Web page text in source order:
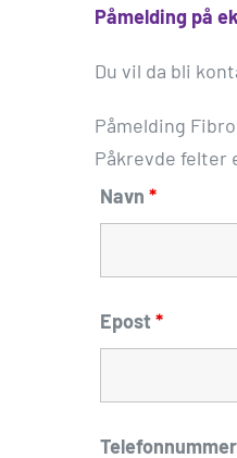
Påmelding på
Du vil da bli
Påmelding
Påkrevde felter
Navn *
Epost*
Telefonnummer